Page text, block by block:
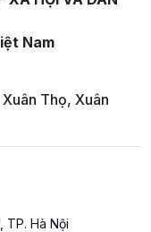
Nam
Thọ, Xuân
TP. Hà Nội